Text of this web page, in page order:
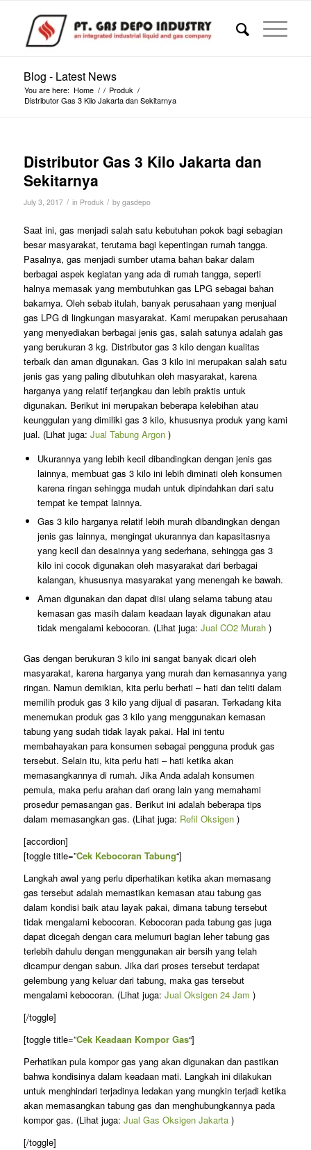
Blog - Latest News
You are here: Home / / Produk /
Distributor Gas 3 Kilo Jakarta dan Sekitarnya
Distributor Gas 3 Kilo Jakarta dan
Sekitarnya
July 3, 2017 / in Produk / by gasdepo
Saat ini, gas menjadi salah satu kebutuhan pokok bagi sebagian
besar masyarakat, terutama bagi kepentingan rumah tangga.
Pasalnya, gas menjadi sumber utama bahan bakar dalam
berbagai aspek kegiatan yang ada di rumah tangga, seperti
halnya memasak yang membutuhkan gas LPG sebagai bahan
bakarnya. Oleh sebab itulah, banyak perusahaan yang menjual
gas LPG di lingkungan masyarakat. Kami merupakan perusahaan
yang menyediakan berbagai jenis gas, salah satunya adalah gas
yang berukuran 3 kg. Distributor gas 3 kilo dengan kualitas
terbaik dan aman digunakan. Gas 3 kilo ini merupakan salah satu
jenis gas yang paling dibutuhkan oleh masyarakat, karena
harganya yang relatif terjangkau dan lebih praktis untuk
digunakan. Berikut ini merupakan beberapa kelebihan atau
keunggulan yang dimiliki gas 3 kilo, khususnya produk yang kami
jual. (Lihat juga: Jual Tabung Argon)
Ukurannya yang lebih kecil dibandingkan dengan jenis gas
lainnya, membuat gas 3 kilo ini lebih diminati oleh konsumen
karena ringan sehingga mudah untuk dipindahkan dari satu
tempat ke tempat lainnya.
Gas 3 kilo harganya relatif lebih murah dibandingkan dengan
jenis gas lainnya, mengingat ukurannya dan kapasitasnya
yang kecil dan desainnya yang sederhana, sehingga gas 3
kilo ini cocok digunakan oleh masyarakat dari berbagai
kalangan, khususnya masyarakat yang menengah ke bawah.
Aman digunakan dan dapat diisi ulang selama tabung atau
kemasan gas masih dalam keadaan layak digunakan atau
tidak mengalami kebocoran. (Lihat juga: Jual CO2 Murah)
Gas dengan berukuran 3 kilo ini sangat banyak dicari oleh
masyarakat, karena harganya yang murah dan kemasannya yang
ringan. Namun demikian, kita perlu berhati – hati dan teliti dalam
memilih produk gas 3 kilo yang dijual di pasaran. Terkadang kita
menemukan produk gas 3 kilo yang menggunakan kemasan
tabung yang sudah tidak layak pakai. Hal ini tentu
membahayakan para konsumen sebagai pengguna produk gas
tersebut. Selain itu, kita perlu hati – hati ketika akan
memasangkannya di rumah. Jika Anda adalah konsumen
pemula, maka perlu arahan dari orang lain yang memahami
prosedur pemasangan gas. Berikut ini adalah beberapa tips
dalam memasangkan gas. (Lihat juga: Refil Oksigen)
[accordion]
[toggle title=”Cek Kebocoran Tabung“]
Langkah awal yang perlu diperhatikan ketika akan memasang
gas tersebut adalah memastikan kemasan atau tabung gas
dalam kondisi baik atau layak pakai, dimana tabung tersebut
tidak mengalami kebocoran. Kebocoran pada tabung gas juga
dapat dicegah dengan cara melumuri bagian leher tabung gas
terlebih dahulu dengan menggunakan air bersih yang telah
dicampur dengan sabun. Jika dari proses tersebut terdapat
gelembung yang keluar dari tabung, maka gas tersebut
mengalami kebocoran. (Lihat juga: Jual Oksigen 24 Jam )
[/toggle]
[toggle title=”Cek Keadaan Kompor Gas“]
Perhatikan pula kompor gas yang akan digunakan dan pastikan
bahwa kondisinya dalam keadaan mati. Langkah ini dilakukan
untuk menghindari terjadinya ledakan yang mungkin terjadi ketika
akan memasangkan tabung gas dan menghubungkannya pada
kompor gas. (Lihat juga: Jual Gas Oksigen Jakarta)
[/toggle]